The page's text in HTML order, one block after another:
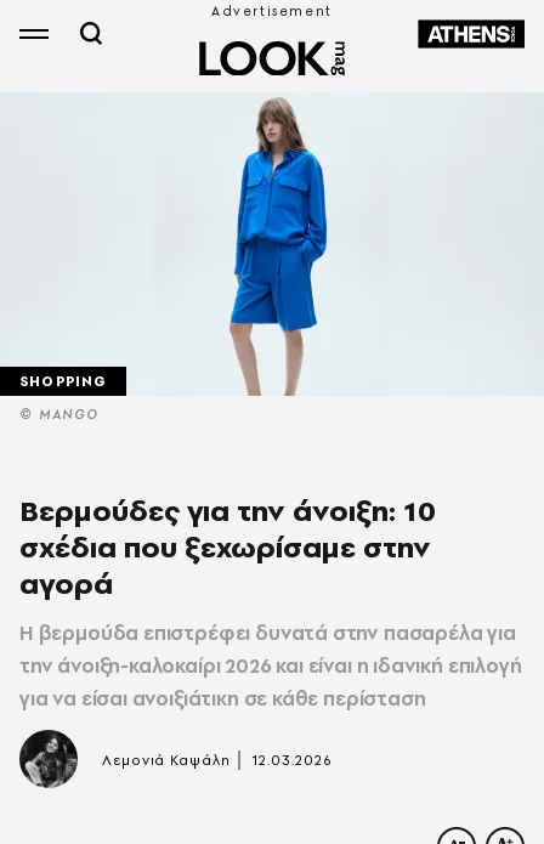
© MANGO
SHOPPING
Βερμούδες για την άνοιξη: 10
σχέδια που ξεχωρίσαμε στην
αγορά
Η βερμούδα επιστρέφει δυνατά στην πασαρέλα για
την άνοιξη-καλοκαίρι 2026 και είναι η ιδανική επιλογή
για να είσαι ανοιξιάτικη σε κάθε περίσταση
Λεμονιά Καψάλη 12.03.2026